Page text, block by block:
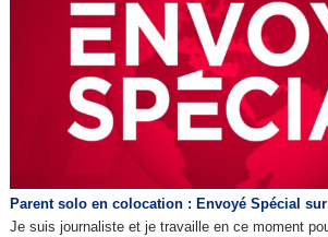
Parent solo en colocation : Envoyé Spécial
Je suis journaliste et je travaille en ce moment